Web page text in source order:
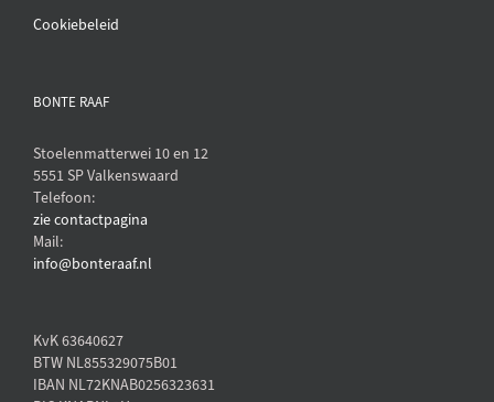
Cookiebeleid
BONTE RAAF
Stoelenmatterwei 10 en 12
5551 SP Valkenswaard
Telefoon:
zie contactpagina
Mail:
info@bonteraaf.nl
KvK 63640627
BTW NL855329075B01
IBAN NL72KNAB0256323631